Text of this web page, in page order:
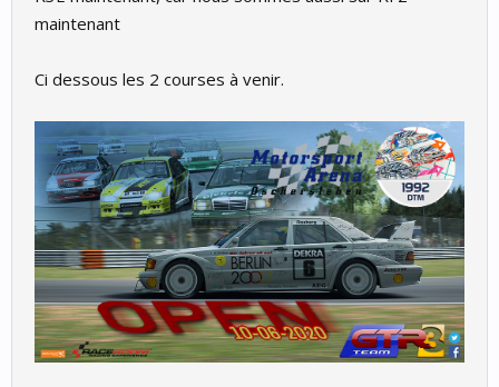
maintenant
Ci dessous les 2 courses à venir.